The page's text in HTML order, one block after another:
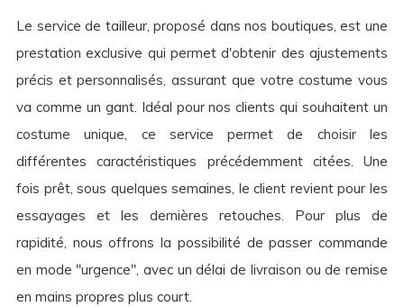
Le service de tailleur, proposé dans nos boutiques, est une
prestation exclusive qui permet d'obtenir des ajustements
précis et personnalisés, assurant que votre costume vous
va comme un gant. Idéal pour nos clients qui souhaitent un
costume unique, ce service permet de choisir les
différentes caractéristiques précédemment citées. Une
fois prêt, sous quelques semaines, le client revient pour les
essayages et les dernières retouches. Pour plus de
rapidité, nous offrons la possibilité de passer commande
en mode "urgence", avec un délai de livraison ou de remise
en mains propres plus court.